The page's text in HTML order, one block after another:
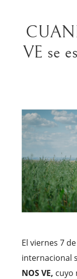
VE se
El viernes 7
internacional
NOS VE, cuyo